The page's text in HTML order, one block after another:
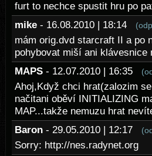
furt to nechce spustit hru po
mike - 16.08.2010 | 18:14
mám orig.dvd starcraft II a po
pohybovat miší ani
MAPS - 12.07.2010 | 16:35
Ahoj,Když chci hrat(zalozim
načitani oběví INITIALIZING
MAP...takže nemuzu hrat
Baron - 29.05.2010 | 12:17
Sorry: http://nes.radynet.org